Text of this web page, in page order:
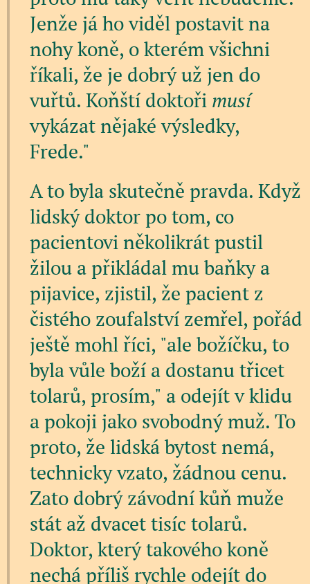
Jenže já ho viděl postavit na
nohy koně, o kterém všichni
říkali, že je dobrý už jen do
vuřtů. Koňští doktoři musí
vykázat nějaké výsledky,
Frede."
A to byla skutečně pravda. Když
lidský doktor po tom, co
pacientovi několikrát pustil
žilou a přikládal mu baňky a
pijavice, zjistil, že pacient z
čistého zoufalství zemřel, pořád
ještě mohl říci, "ale božíčku, to
byla vůle boží a dostanu třicet
tolarů, prosím," a odejít v klidu
a pokoji jako svobodný muž. To
proto, že lidská bytost nemá,
technicky vzato, žádnou cenu.
Zato dobrý závodní kůň muže
stát až dvacet tisíc tolarů.
Doktor, který takového koně
nechá příliš rychle odejít do